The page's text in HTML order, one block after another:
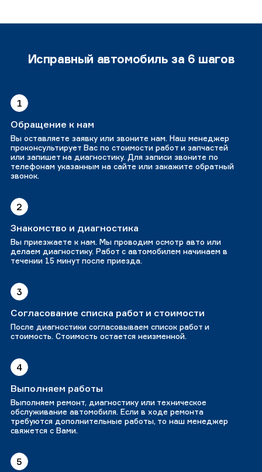
Исправный автомобиль за 6 шагов
1
Обращение к нам
Вы оставляете заявку или звоните нам. Наш менеджер
проконсультирует Вас по стоимости работ и запчастей
или запишет на диагностику. Для записи звоните по
телефонам указанным на сайте или закажите обратный
звонок.
2
Знакомство и диагностика
Вы приезжаете к нам. Мы проводим осмотр авто или
делаем диагностику. Работ с автомобилем начинаем в
течении 15 минут после приезда.
3
Согласование списка работ и стоимости
После диагностики согласовываем список работ и
стоимость. Стоимость остается неизменной.
4
Выполняем работы
Выполняем ремонт, диагностику или техническое
обслуживание автомобиля. Если в ходе ремонта
требуются дополнительные работы, то наш менеджер
свяжется с Вами.
5